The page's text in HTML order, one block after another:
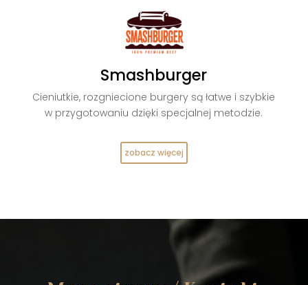
Smashburger
Cieniutkie, rozgniecione burgery są łatwe i szybkie
w przygotowaniu dzięki specjalnej metodzie.
zobacz więcej